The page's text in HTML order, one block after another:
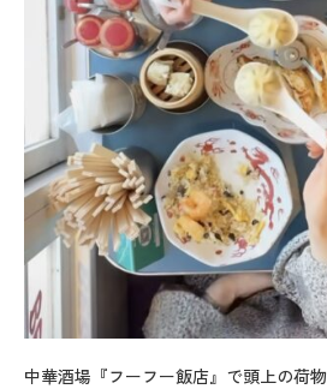
中華酒場『フーフー飯店』で頭上の荷